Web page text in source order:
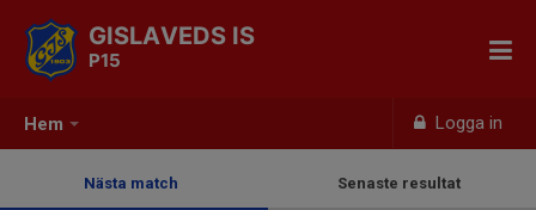
Hem Logga in
GISLAVEDS IS
P15
Nästa match Senaste resultat